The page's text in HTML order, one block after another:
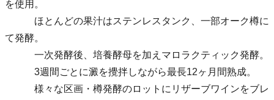
を使用。
ほとんどの果汁はステンレスタンク、一部オーク樽に
て発酵。
一次発酵後、培養酵母を加えマロラクティック発酵。
3週間ごとに澱を攪拌しながら最長12ヶ月間熟成。
様々な区画・樽発酵のロットにリザーブワインをブレ